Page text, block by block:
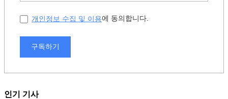
개인정보 수집 및 이용에 동의합니다.
구독하기
인기 기사